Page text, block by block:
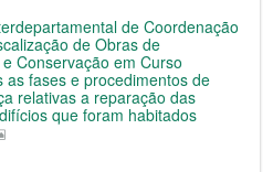
de Coordenação
de Obras de
Conservação em Curso
as fases e procedimentos de
relativas a reparação das
que foram habitados